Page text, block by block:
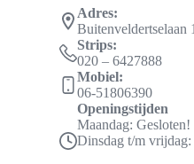
Adres:
Buitenveldertselaan
Strips:
020 – 6427888
Mobiel:
06-51806390
Openingstijden
Maandag: Gesloten!
Dinsdag t/m